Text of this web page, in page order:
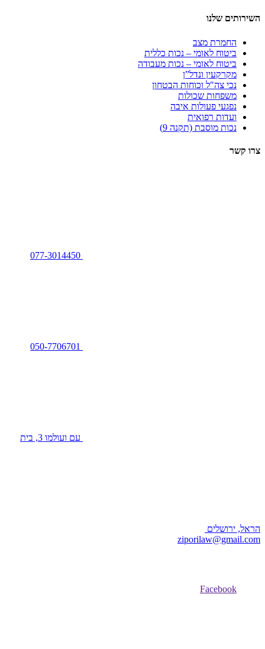
השירותים שלנו
החמרת מצב
ביטוח לאומי – נכות כללית
ביטוח לאומי – נכות מעבודה
מקרקעין ונדל”ן
נכי צה"ל וכוחות הבטחון
משפחות שכולות
נפגעי פעולות איבה
ועדות רפואית
נכות מוסבת (תקנה 9)
צרו קשר
עם ועולמו 3, בית
הראל, ירושלים
ziporilaw@gmail.com
Facebook